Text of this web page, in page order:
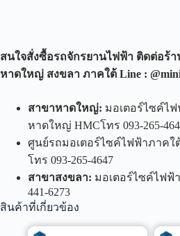
สนใจสั่งซื้อรถจักรยานไฟฟ้า ติดต่อร้
หาดใหญ่ สงขลา ภาคใต้ Line :
สาขาหาดใหญ่: มอเตอร์ไซค์ไฟ
หาดใหญ่ HMCโทร 093-265-
ศูนย์รถมอเตอร์ไซค์ไฟฟ้าภาคใต้
โทร 093-265-4647
สาขาสงขลา: มอเตอร์ไซค์ไฟฟ้า
441-6273
สินค้าที่เกี่ยวข้อง